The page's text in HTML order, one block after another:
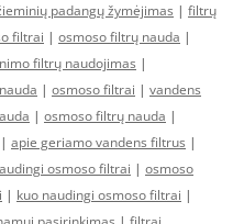
padangų žymėjimas | filtrų
filtrai | osmoso filtrų nauda |
filtrų naudojimas |
| osmoso filtrai | vandens
| osmoso filtrų nauda |
| apie geriamo vandens filtrus |
osmoso filtrai | osmoso
| kuo naudingi osmoso filtrai |